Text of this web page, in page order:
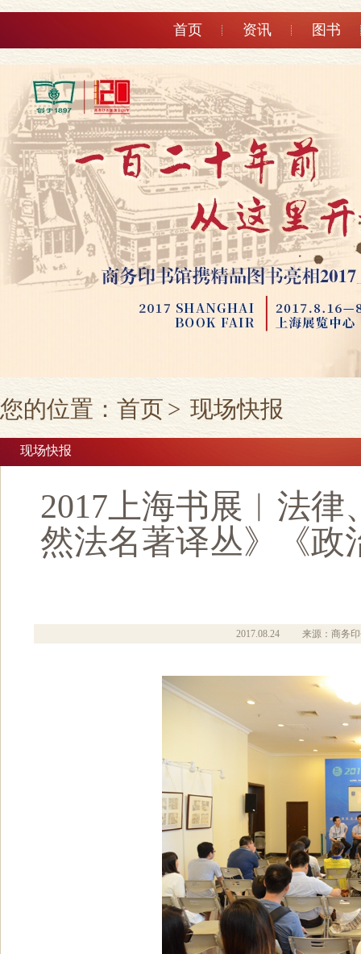
首页 资讯 图书
您的位置： 首页 > 现场快报
现场快报
2017上海书展︱法
然法名著译丛》《政
2017.08.24 来源：商务